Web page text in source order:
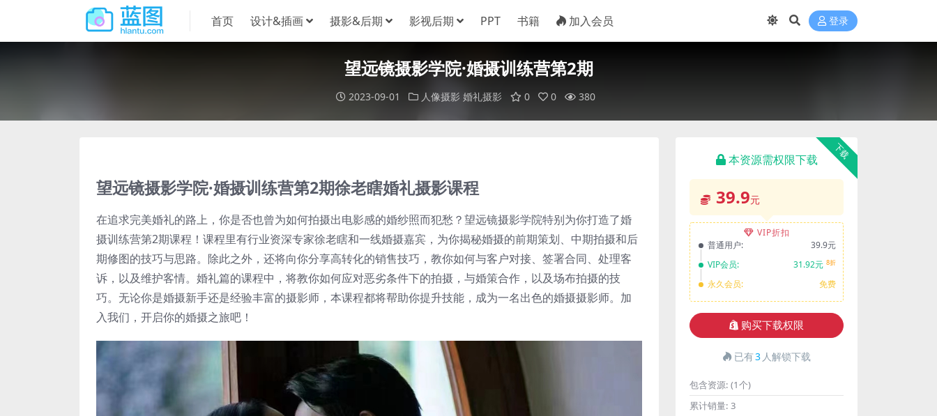
首页 设计&插画 摄影&后期 影视后期 PPT 书籍 加入会员 登录
望远镜摄影学院·婚摄训练营第2期
2023-09-01 人像摄影 婚礼摄影 0 0 380
望远镜摄影学院·婚摄训练营第2期徐老瞎婚礼摄影课程
在追求完美婚礼的路上，你是否也曾为如何拍摄出电影感的婚纱照而犯愁？望远镜摄影学院特别为你打造了婚
摄训练营第2期课程！课程里有行业资深专家徐老瞎和一线婚摄嘉宾，为你揭秘婚摄的前期策划、中期拍摄和后
期修图的技巧与思路。除此之外，还将向你分享高转化的销售技巧，教你如何与客户对接、签署合同、处理客
诉，以及维护客情。婚礼篇的课程中，将教你如何应对恶劣条件下的拍摄，与婚策合作，以及场布拍摄的技
巧。无论你是婚摄新手还是经验丰富的摄影师，本课程都将帮助你提升技能，成为一名出色的婚摄摄影师。加
入我们，开启你的婚摄之旅吧！
下载
本资源需权限下载
39.9元
VIP折扣
普通用户:
39.9元
VIP会员:
31.92元 8折
永久会员: 免费
购买下载权限
已有3 人解锁下载
包含资源: (1个)
累计销量: 3